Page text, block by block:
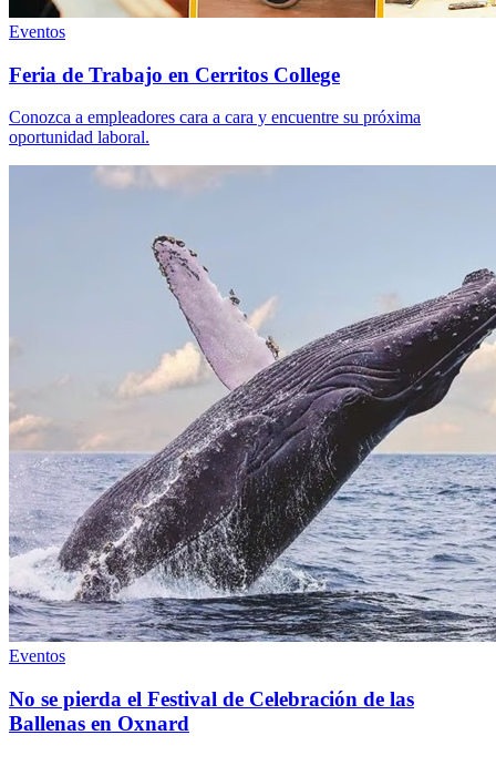
Eventos
Feria de Trabajo en Cerritos College
Conozca a empleadores cara a cara y encuentre su próxima
oportunidad laboral.
Eventos
No se pierda el Festival de Celebración de las
Ballenas en Oxnard